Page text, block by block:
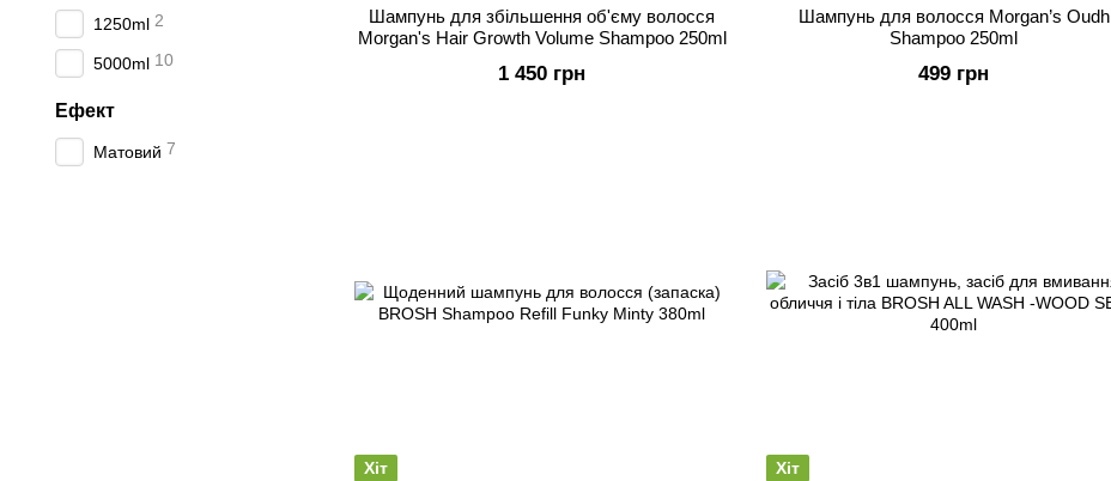
Шампунь для збільшення об'єму волосся
Morgan's Hair Growth Volume Shampoo 250ml
1 450 грн
Шампунь для волосся Morgan’s Oudh
Shampoo 250ml
499 грн
Хіт Хіт
1250ml 2
5000ml 10
Ефект
Матовий 7